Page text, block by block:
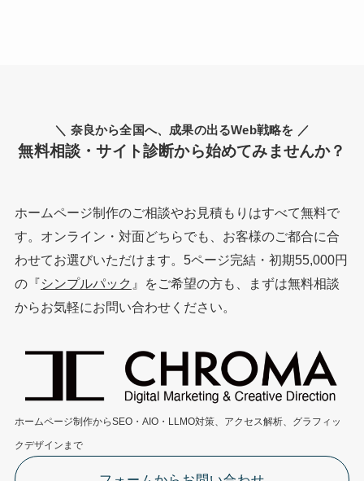
＼ 奈良から全国へ、成果の出るWeb戦略を ／
無料相談・サイト診断から始めてみませんか？
ホームページ制作のご相談やお見積もりはすべて無料で
す。オンライン・対面どちらでも、お客様のご都合に合
わせてお選びいただけます。5ページ完結・初期55,000円
の『シンプルパック 』をご希望の方も、まずは無料相談
からお気軽にお問い合わせください。
ホームページ制作からSEO・AIO・LLMO対策、アクセス解析、グラフィッ
クデザインまで